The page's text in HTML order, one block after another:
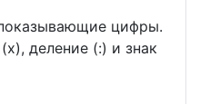
цифры.
деление (:) и знак